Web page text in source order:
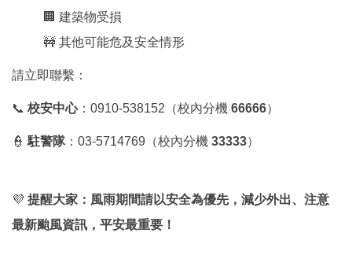
🏢 建築物受損
🚧 其他可能危及安全情形
請立即聯繫：
📞 校安中心：0910-538152（校內分機 66666）
👮駐警隊：03-5714769（校內分機 33333）
💜 提醒大家：風雨期間請以安全為優先，減少外出、注意
最新颱風資訊，平安最重要！